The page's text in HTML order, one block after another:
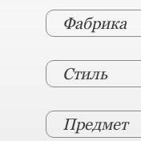
Фабрика
Стиль
Предмет